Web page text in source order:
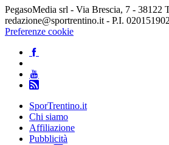
PegasoMedia srl - Via Brescia, 7 - 38122
redazione@sportrentino.it - P.I.
Preferenze cookie
SporTrentino.it
Chi siamo
Affiliazione
Pubblicità